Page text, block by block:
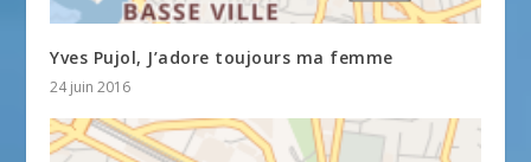
Yves Pujol, J’adore toujours ma femme
24 juin 2016